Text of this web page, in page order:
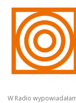
ARTYKUŁY I
KONTAKT
W Radio